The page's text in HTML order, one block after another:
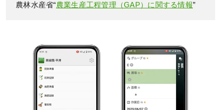
農林水産省“農業生産工程管理（GAP）に関する情報”